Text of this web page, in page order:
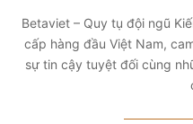
Betaviet – Quy tụ đội ngũ
cấp hàng đầu Việt Nam,
sự tin cậy tuyệt đối cùng